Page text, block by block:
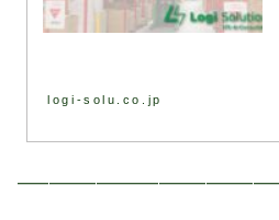
logi-solu.co.jp